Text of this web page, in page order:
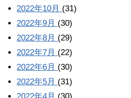
2022年10月 (31)
2022年9月 (30)
2022年8月 (29)
2022年7月 (22)
2022年6月 (30)
2022年5月 (31)